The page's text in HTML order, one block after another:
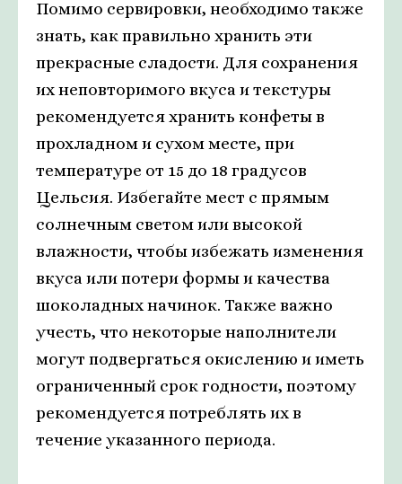
Помимо сервировки, необходимо также
знать, как правильно хранить эти
прекрасные сладости. Для сохранения
их неповторимого вкуса и текстуры
рекомендуется хранить конфеты в
прохладном и сухом месте, при
температуре от 15 до 18 градусов
Цельсия. Избегайте мест с прямым
солнечным светом или высокой
влажности, чтобы избежать изменения
вкуса или потери формы и качества
шоколадных начинок. Также важно
учесть, что некоторые наполнители
могут подвергаться окислению и иметь
ограниченный срок годности, поэтому
рекомендуется потреблять их в
течение указанного периода.